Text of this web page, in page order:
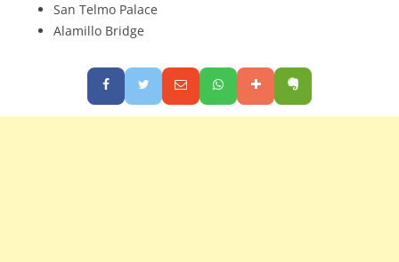
San Telmo Palace
Alamillo Bridge